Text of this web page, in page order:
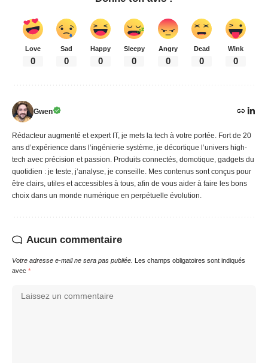
Love
0
Sad
0
Happy
0
Sleepy
0
Angry
0
Dead
0
Wink
0
Gwen
Rédacteur augmenté et expert IT, je mets la tech à votre portée. Fort de 20
ans d’expérience dans l’ingénierie système, je décortique l’univers high-
tech avec précision et passion. Produits connectés, domotique, gadgets du
quotidien : je teste, j’analyse, je conseille. Mes contenus sont conçus pour
être clairs, utiles et accessibles à tous, afin de vous aider à faire les bons
choix dans un monde numérique en perpétuelle évolution.
Aucun commentaire
Votre adresse e-mail ne sera pas publiée.
Les champs obligatoires sont indiqués
avec *